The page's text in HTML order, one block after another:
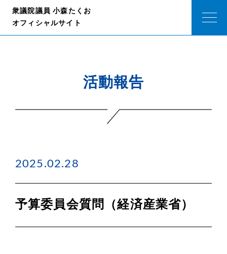
衆議院議員 小森たくお
オフィシャルサイト
活動報告
2025.02.28
予算委員会質問（経済産業省）